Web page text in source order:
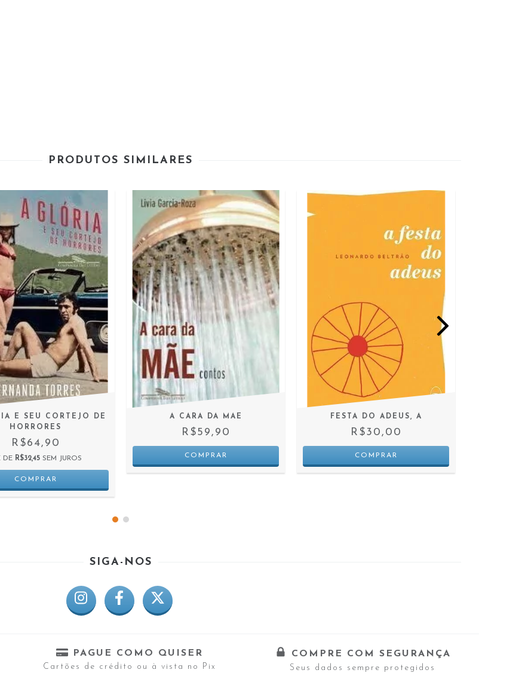
PRODUTOS SIMILARES
E SEU CORTEJO DE
HORRORES
R$64,90
DE R$32,45 SEM JUROS
A CARA DA MAE
R$59,90
FESTA DO ADEUS, A
R$30,00
SIGA-NOS
PAGUE COMO QUISER
Cartões de crédito ou à vista no Pix
COMPRE COM SEGURANÇA
Seus dados sempre protegidos